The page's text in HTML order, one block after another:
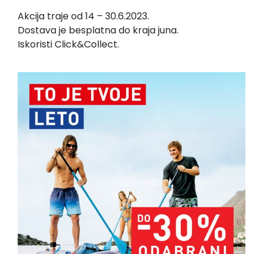
Akcija traje od 14 – 30.6.2023.
Dostava je besplatna do kraja juna.
Iskoristi Click&Collect.